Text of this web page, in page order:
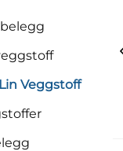
Veggstoff